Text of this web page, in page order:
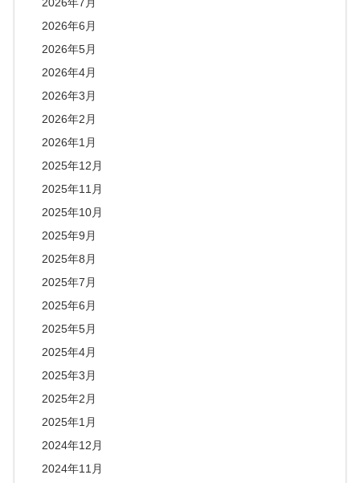
2026年7月
2026年6月
2026年5月
2026年4月
2026年3月
2026年2月
2026年1月
2025年12月
2025年11月
2025年10月
2025年9月
2025年8月
2025年7月
2025年6月
2025年5月
2025年4月
2025年3月
2025年2月
2025年1月
2024年12月
2024年11月